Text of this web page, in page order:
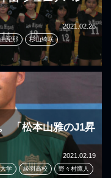
2021.02.26
紀那 杉山綺咲
「松本山雅のJ1昇
2021.02.19
学 綾羽高校 野々村鷹人